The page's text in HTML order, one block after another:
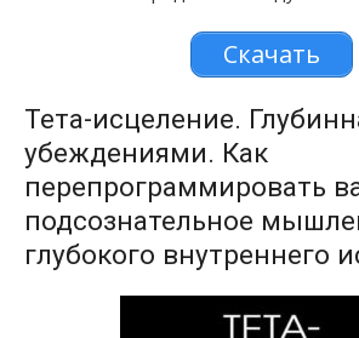
Скачать
Тета-исцеление.
убеждениями. Как
перепрограммировать
подсознательное
глубокого внутреннего